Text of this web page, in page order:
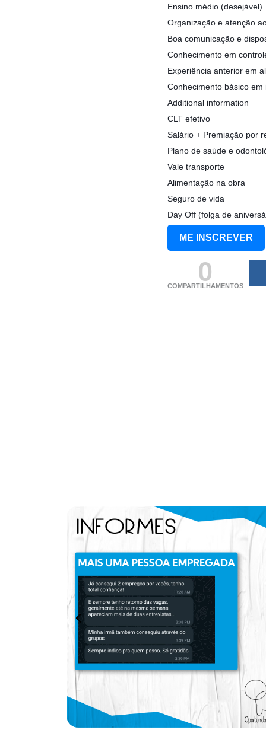
Ensino médio (desejável).
Organização e atenção
Boa comunicação e
Conhecimento em
Experiência anterior em
Conhecimento básico
Additional information
CLT efetivo
Salário + Premiação por
Plano de saúde e
Vale transporte
Alimentação na obra
Seguro de vida
Day Off (folga de
ME INSCREVER
0
COMPARTILHAMENTOS